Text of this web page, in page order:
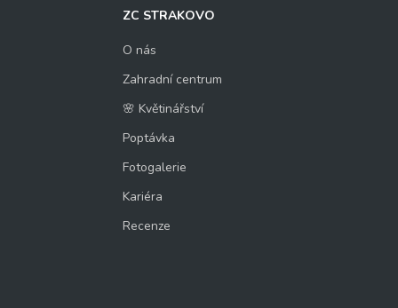
ZC STRAKOVO
O nás
Zahradní centrum
🌸 Květinářství
Poptávka
Fotogalerie
Kariéra
Recenze